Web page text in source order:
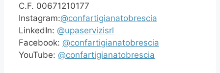
C.F. 00671210177
Instagram:@confartigianatobrescia
LinkedIn: @upaservizisrl
Facebook: @confartigianatobrescia
YouTube: @confartigianatobrescia